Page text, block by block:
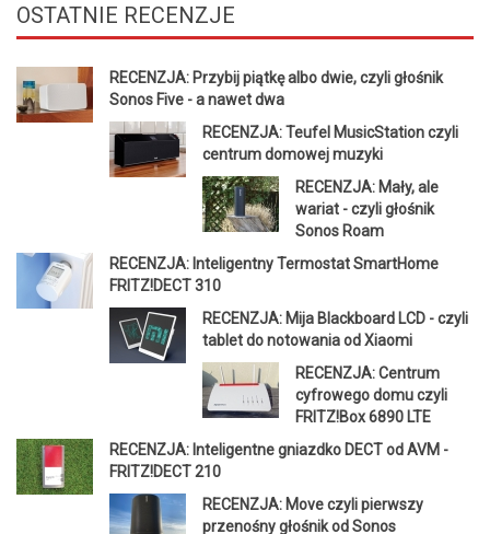
OSTATNIE RECENZJE
RECENZJA: Przybij piątkę albo dwie, czyli głośnik
Sonos Five - a nawet dwa
RECENZJA: Teufel MusicStation czyli
centrum domowej muzyki
RECENZJA: Mały, ale
wariat - czyli głośnik
Sonos Roam
RECENZJA: Inteligentny Termostat SmartHome
FRITZ!DECT 310
RECENZJA: Mija Blackboard LCD - czyli
tablet do notowania od Xiaomi
RECENZJA: Centrum
cyfrowego domu czyli
FRITZ!Box 6890 LTE
RECENZJA: Inteligentne gniazdko DECT od AVM -
FRITZ!DECT 210
RECENZJA: Move czyli pierwszy
przenośny głośnik od Sonos